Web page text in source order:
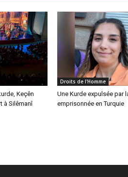
Keçên
à Silêmanî
Droits de l'Homme
Une Kurde expulsée par
emprisonnée en Turquie